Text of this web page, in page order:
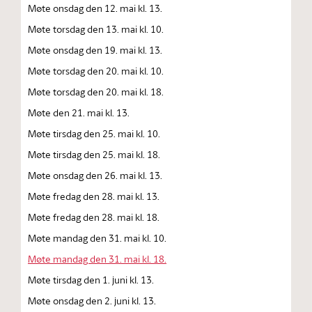
Møte onsdag den 12. mai kl. 13.
Møte torsdag den 13. mai kl. 10.
Møte onsdag den 19. mai kl. 13.
Møte torsdag den 20. mai kl. 10.
Møte torsdag den 20. mai kl. 18.
Møte den 21. mai kl. 13.
Møte tirsdag den 25. mai kl. 10.
Møte tirsdag den 25. mai kl. 18.
Møte onsdag den 26. mai kl. 13.
Møte fredag den 28. mai kl. 13.
Møte fredag den 28. mai kl. 18.
Møte mandag den 31. mai kl. 10.
Møte mandag den 31. mai kl. 18.
Møte tirsdag den 1. juni kl. 13.
Møte onsdag den 2. juni kl. 13.